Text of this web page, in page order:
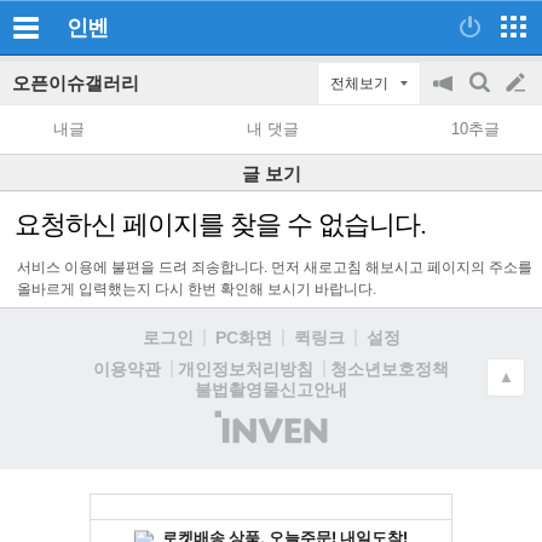
인벤
오픈이슈갤러리 전체보기
공
지
on/off
검
색
글
쓰
기
내글 내 댓글 10추글
글 보기
요청하신 페이지를 찾을 수 없습니다.
서비스 이용에 불편을 드려 죄송합니다. 먼저 새로고침 해보시고 페이지의 주소를
올바르게 입력했는지 다시 한번 확인해 보시기 바랍니다.
로그인 PC화면 퀵링크
설정
이용약관
개인정보처리방침
청소년보호정책
불법촬영물신고안내
(주)
인
▲